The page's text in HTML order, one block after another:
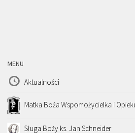
MENU
Aktualności
Matka Boża Wspomożycielka i
Sługa Boży ks. Jan Schneider